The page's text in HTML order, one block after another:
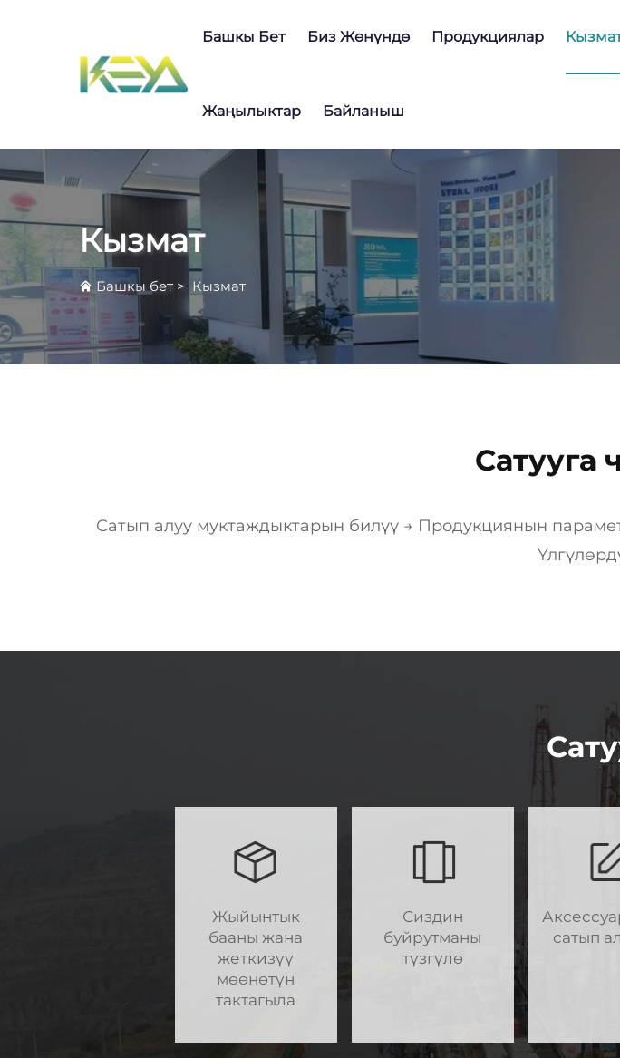
Башкы Бет Биз Жөнүндө Продукциялар
Жаңылыктар Байланыш
Кызмат
Башкы бет > Кызмат
Сатууга
Сатып алуу муктаждыктарын билүү → Продукциянын
Жыйынтык
бааны жана
жеткизүү
мөөнөтүн
тактагыла
Сиздин
буйрутманы
түзгүлө
сатып